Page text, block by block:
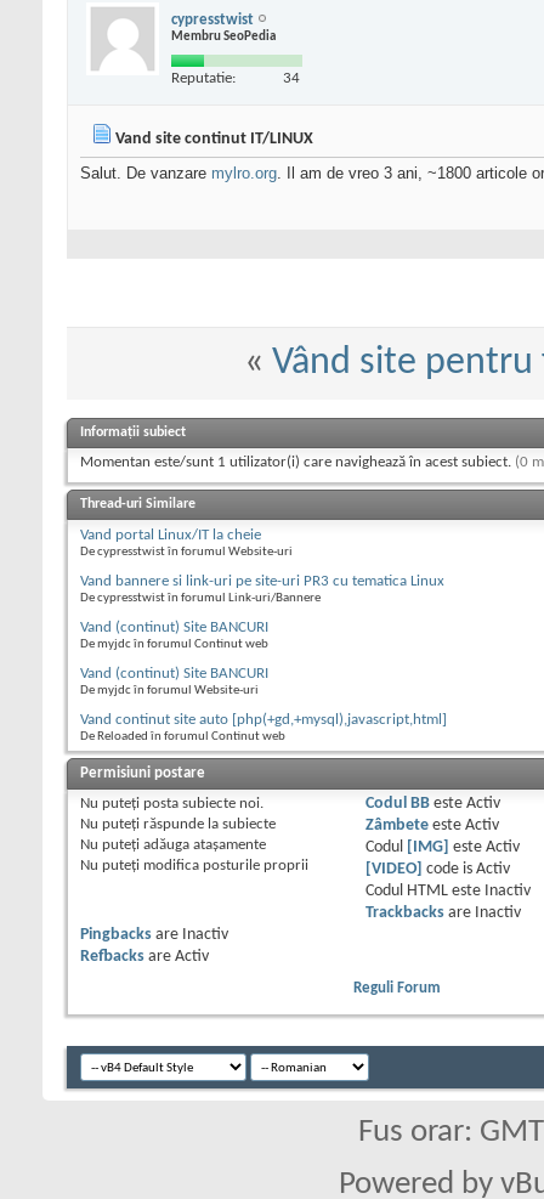
cypresstwist
Membru SeoPedia
Reputatie: 34
Vand site continut IT/LINUX
Salut. De vanzare mylro.org. Il am de vreo 3 ani, ~1800 articole
« Vând site pentru
Informații subiect
Momentan este/sunt 1 utilizator(i) care navighează în acest subiect. (0
Thread-uri Similare
Vand portal Linux/IT la cheie
De cypresstwist în forumul Website-uri
Vand bannere si link-uri pe site-uri PR3 cu tematica Linux
De cypresstwist în forumul Link-uri/Bannere
Vand (continut) Site BANCURI
De myjdc în forumul Continut web
Vand (continut) Site BANCURI
De myjdc în forumul Website-uri
Vand continut site auto [php(+gd,+mysql),javascript,html]
De Reloaded în forumul Continut web
Permisiuni postare
Nu puteţi posta subiecte noi.
Nu puteţi răspunde la subiecte
Nu puteţi adăuga ataşamente
Nu puteţi modifica posturile proprii
Codul BBeste Activ
Zâmbeteeste Activ
Codul
[IMG] este Activ
[VIDEO]
code is Activ
Codul HTML este
Inactiv
Trackbacksare
Inactiv
Pingbacks are
Inactiv
Refbacks are Activ
Reguli Forum
Fus orar:
Powered by